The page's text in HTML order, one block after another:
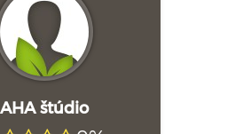
AHA štúdio